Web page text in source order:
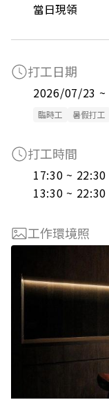
當日現領
打工日期
2026/07/23
臨時工 暑假打工
打工時間
17:30 ~
13:30 ~
工作環境照